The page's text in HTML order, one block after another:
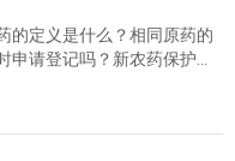
的定义是什么？相同原药的
申请登记吗？新农药保护期
？